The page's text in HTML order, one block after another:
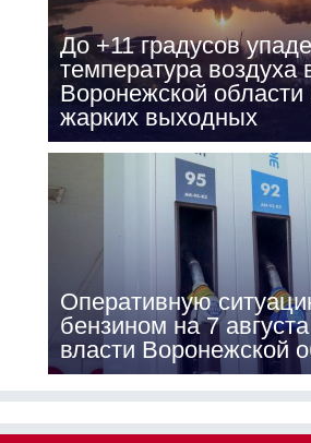
До +11 градусов
температура воздуха
Воронежской области
жарких выходных
Оперативную
бензином на 7
власти Воронежской